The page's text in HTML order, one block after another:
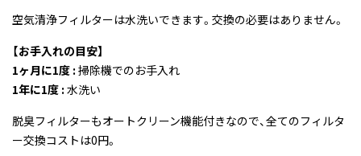
空気清浄フィルターは水洗いできます。交換の必要はありません。
【お手入れの目安】
1ヶ月に1度 : 掃除機でのお手入れ
1年に1度 : 水洗い
脱臭フィルターもオートクリーン機能付きなので、全てのフィルタ
ー交換コストは0円。